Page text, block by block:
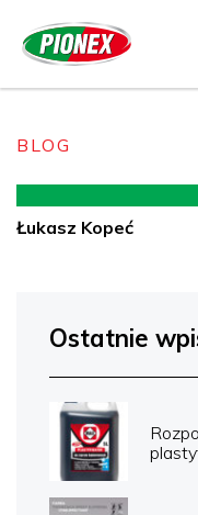
BLOG
Łukasz Kopeć
Ostatnie